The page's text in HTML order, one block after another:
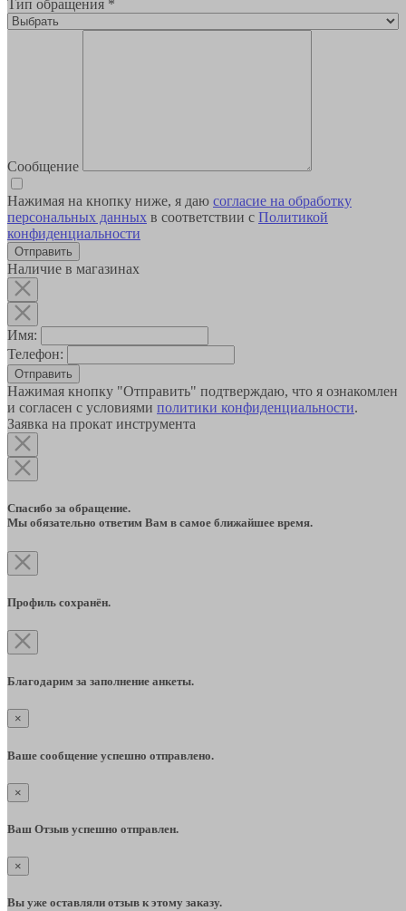
Тип обращения *
Сообщение
Нажимая на кнопку ниже, я даю согласие на обработку
персональных данных в соответствии с Политикой
конфиденциальности
Наличие в магазинах
Имя:
Телефон:
Отправить
Нажимая кнопку "Отправить" подтверждаю, что я ознакомлен
и согласен с условиями политики конфиденциальности.
Заявка на прокат инструмента
Спасибо за обращение.
Мы обязательно ответим Вам в самое ближайшее время.
Профиль сохранён.
Благодарим за заполнение анкеты.
×
Ваше сообщение успешно отправлено.
×
Ваш Отзыв успешно отправлен.
×
Вы уже оставляли отзыв к этому заказу.